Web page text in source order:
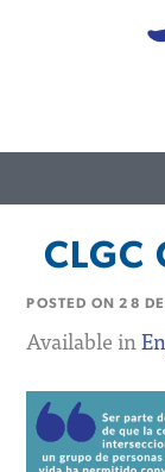
Tzedek
CLGC
POSTED ON28
Available in